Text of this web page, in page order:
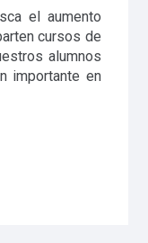
el aumento
cursos de
alumnos
importante en